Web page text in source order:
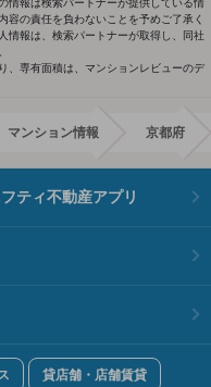
情報は検索パートナーが提供している情
容の責任を負わないことを予めご了承く
情報は、検索パートナーが取得し、同社
、専有面積は、マンションレビューのデ
マンション情報 京都府
ティ不動産アプリ
貸店舗・店舗賃貸